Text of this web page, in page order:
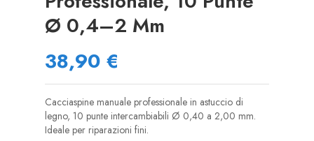
Ø 0,4–2 Mm
38,90 €
Cacciaspine manuale professionale in astuccio di
legno, 10 punte intercambiabili Ø 0,40 a 2,00 mm.
Ideale per riparazioni fini.